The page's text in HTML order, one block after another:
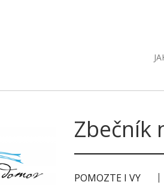
Zbečník
POMOZTE I VY